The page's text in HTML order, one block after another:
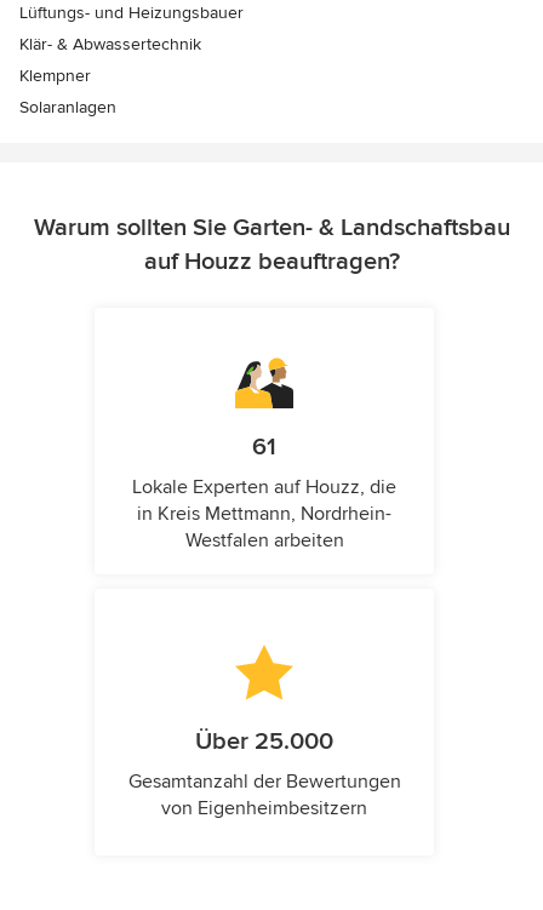
Lüftungs- und Heizungsbauer
Klär- & Abwassertechnik
Klempner
Solaranlagen
Warum sollten Sie Garten- & Landschaftsbau
auf Houzz beauftragen?
61
Lokale Experten auf Houzz, die
in Kreis Mettmann, Nordrhein-
Westfalen arbeiten
Über 25.000
Gesamtanzahl der Bewertungen
von Eigenheimbesitzern